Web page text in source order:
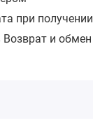
при получении
Возврат и